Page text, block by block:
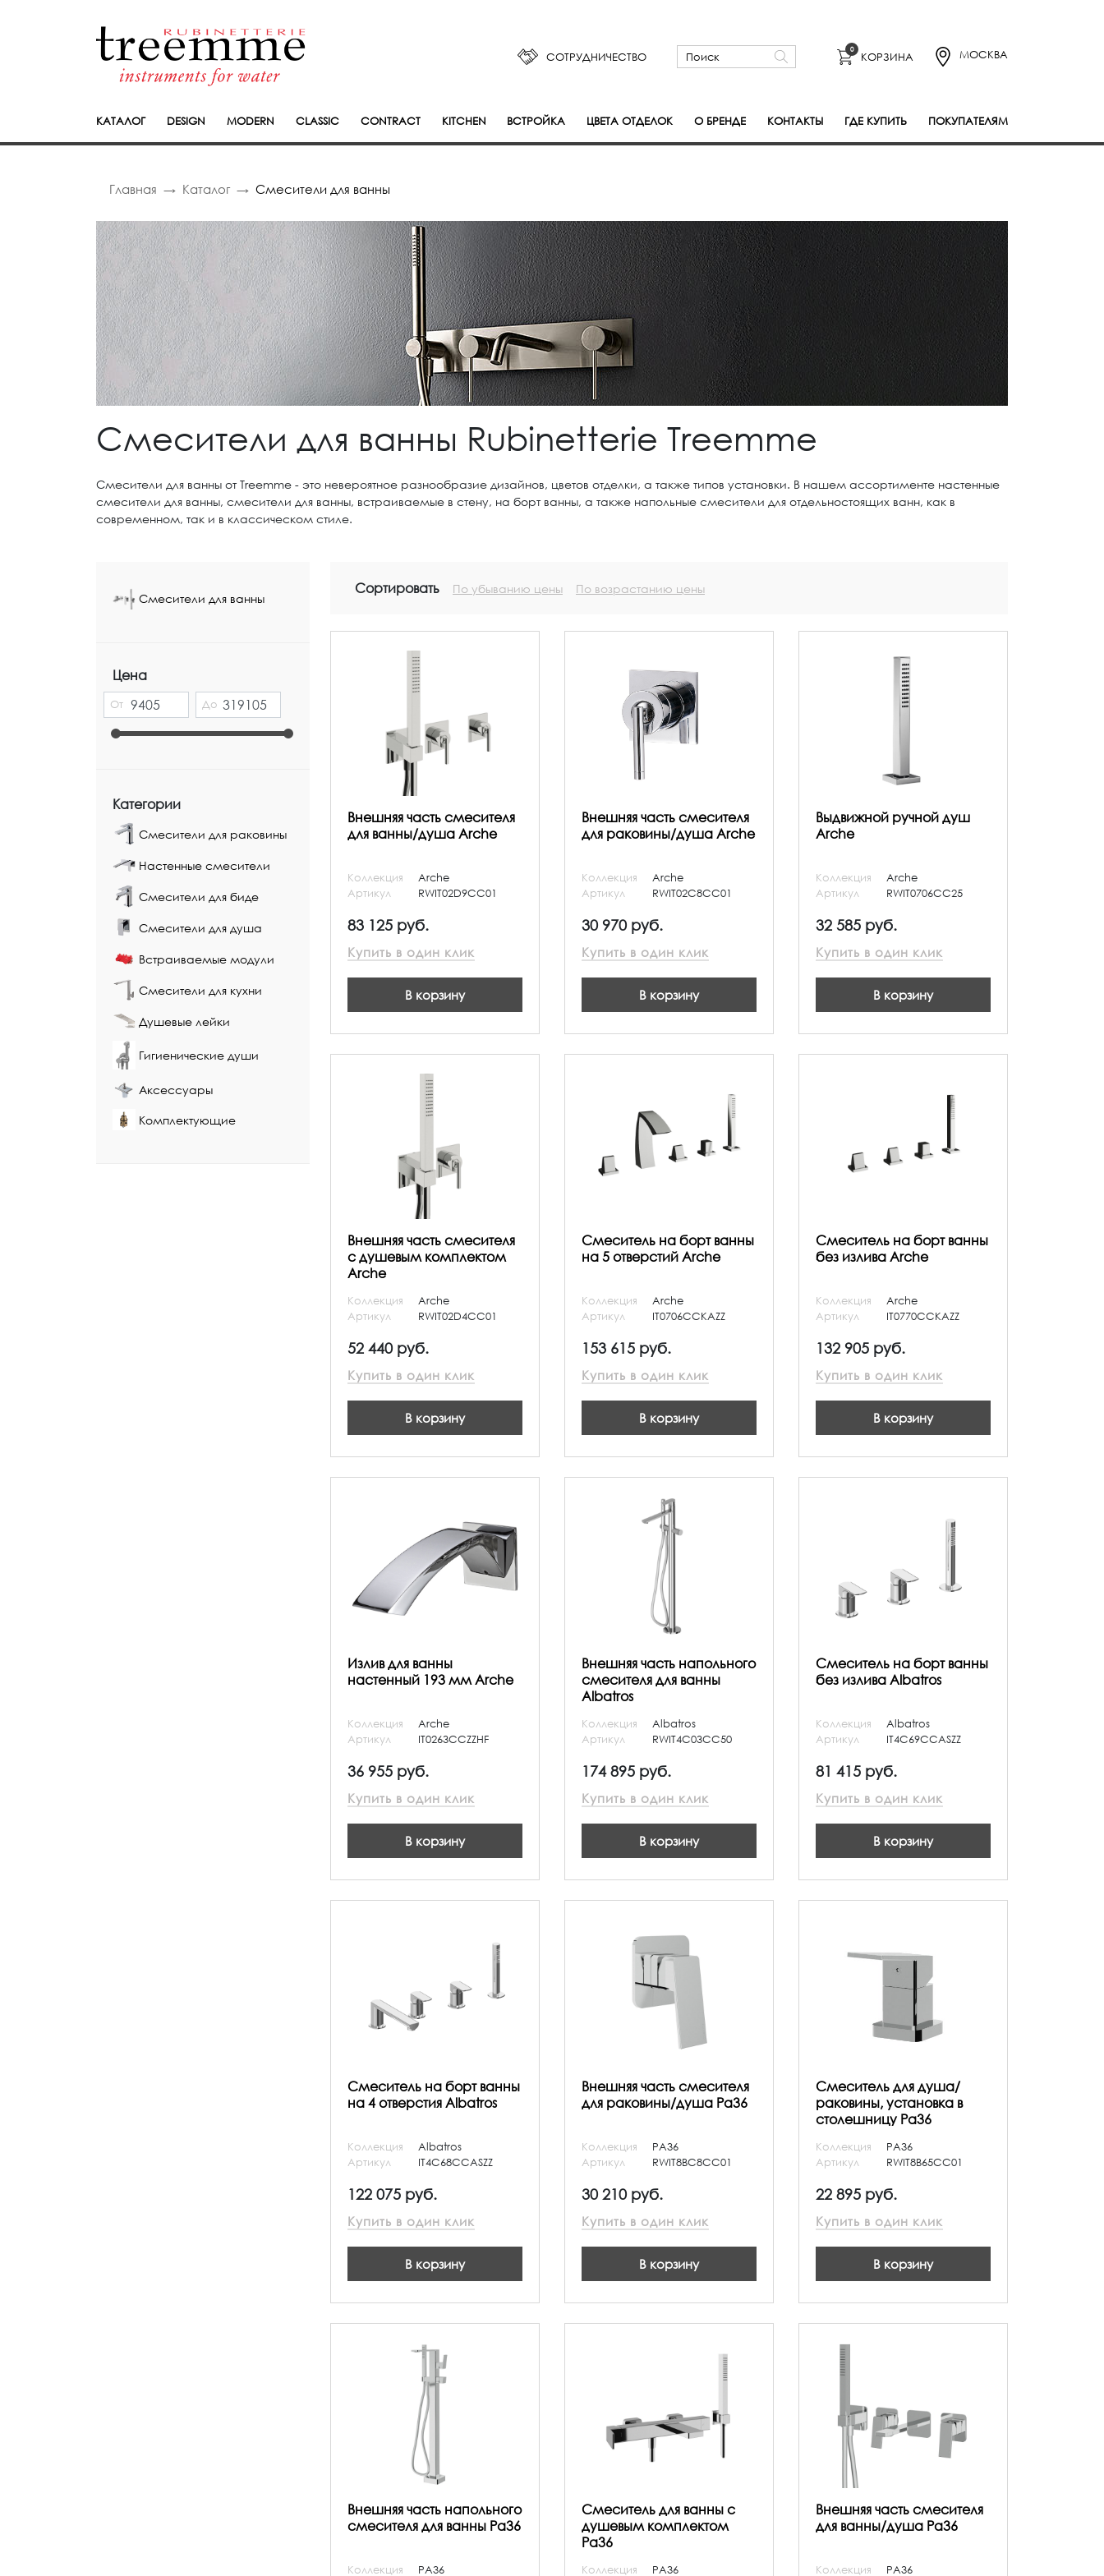
СОТРУДНИЧЕСТВО
0
КОРЗИНА МОСКВА
КАТАЛОГ DESIGN MODERN CLASSIC CONTRACT KITCHEN ВСТРОЙКА ЦВЕТА ОТДЕЛОК О БРЕНДЕ КОНТАКТЫ ГДЕ КУПИТЬ ПОКУПАТЕЛЯМ
Главная Каталог Смесители для ванны
Смесители для ванны Rubinetterie Treemme
Смесители для ванны от Treemme - это невероятное разнообразие дизайнов, цветов отделки, а также типов установки. В нашем ассортименте настенные
смесители для ванны, смесители для ванны, встраиваемые в стену, на борт ванны, а также напольные смесители для отдельностоящих ванн, как в
современном, так и в классическом стиле.
Смесители для ванны
Цена
От До
Категории
Смесители для раковины
Настенные смесители
Смесители для биде
Смесители для душа
Встраиваемые модули
Смесители для кухни
Душевые лейки
Гигиенические души
Аксессуары
Комплектующие
Сортировать По убыванию цены По возрастанию цены
Внешняя часть смесителя
для ванны/душа Arche
Коллекция
Arche
Артикул
RWIT02D9CC01
83 125 руб.
Купить в один клик
В корзину
Внешняя часть смесителя
для раковины/душа Arche
Коллекция
Arche
Артикул
RWIT02C8CC01
30 970 руб.
Купить в один клик
В корзину
Выдвижной ручной душ
Arche
Коллекция
Arche
Артикул
RWIT0706CC25
32 585 руб.
Купить в один клик
В корзину
Внешняя часть смесителя
с душевым комплектом
Arche
Коллекция
Arche
Артикул
RWIT02D4CC01
52 440 руб.
Купить в один клик
В корзину
Смеситель на борт ванны
на 5 отверстий Arche
Коллекция
Arche
Артикул
IT0706CCKAZZ
153 615 руб.
Купить в один клик
В корзину
Смеситель на борт ванны
без излива Arche
Коллекция
Arche
Артикул
IT0770CCKAZZ
132 905 руб.
Купить в один клик
В корзину
Излив для ванны
настенный 193 мм Arche
Коллекция
Arche
Артикул
IT0263CCZZHF
36 955 руб.
Купить в один клик
В корзину
Внешняя часть напольного
смесителя для ванны
Albatros
Коллекция
Albatros
Артикул
RWIT4C03CC50
174 895 руб.
Купить в один клик
В корзину
Смеситель на борт ванны
без излива Albatros
Коллекция
Albatros
Артикул
IT4C69CCASZZ
81 415 руб.
Купить в один клик
В корзину
Смеситель на борт ванны
на 4 отверстия Albatros
Коллекция
Albatros
Артикул
IT4C68CCASZZ
122 075 руб.
Купить в один клик
В корзину
Внешняя часть смесителя
для раковины/душа Pa36
Коллекция
PA36
Артикул
RWIT8BC8CC01
30 210 руб.
Купить в один клик
В корзину
Смеситель для душа/
раковины, установка в
столешницу Pa36
Коллекция
PA36
Артикул
RWIT8B65CC01
22 895 руб.
Купить в один клик
В корзину
Внешняя часть напольного
смесителя для ванны Pa36
Коллекция
PA36
Смеситель для ванны с
душевым комплектом
Pa36
Коллекция
PA36
Внешняя часть смесителя
для ванны/душа Pa36
Коллекция
PA36